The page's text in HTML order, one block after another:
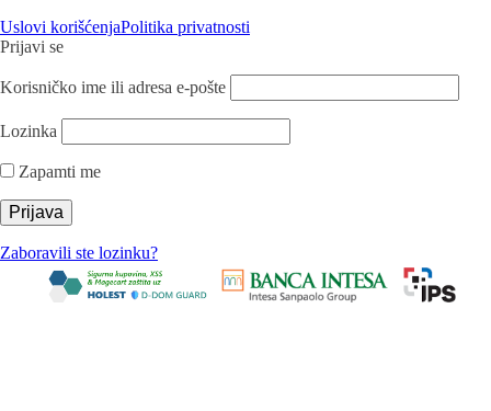
Uslovi korišćenjaPolitika privatnosti
Prijavi se
Korisničko ime ili adresa e-pošte
Lozinka
Zapamti me
Zaboravili ste lozinku?